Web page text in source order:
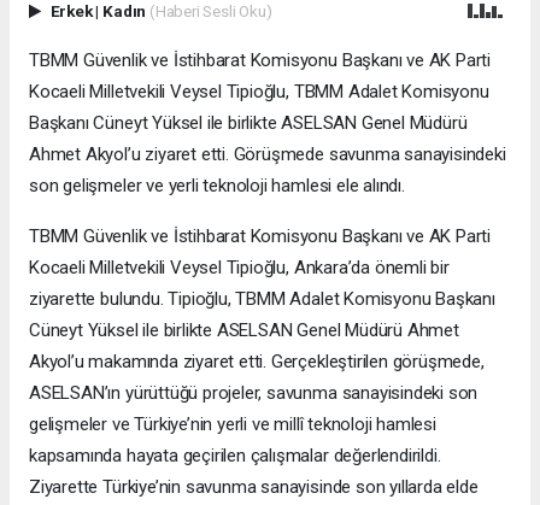
Erkek| Kadın (Haberi Sesli Oku)
TBMM Güvenlik ve İstihbarat Komisyonu Başkanı ve AK Parti
Kocaeli Milletvekili Veysel Tipioğlu, TBMM Adalet Komisyonu
Başkanı Cüneyt Yüksel ile birlikte ASELSAN Genel Müdürü
Ahmet Akyol’u ziyaret etti. Görüşmede savunma sanayisindeki
son gelişmeler ve yerli teknoloji hamlesi ele alındı.
TBMM Güvenlik ve İstihbarat Komisyonu Başkanı ve AK Parti
Kocaeli Milletvekili Veysel Tipioğlu, Ankara’da önemli bir
ziyarette bulundu. Tipioğlu, TBMM Adalet Komisyonu Başkanı
Cüneyt Yüksel ile birlikte ASELSAN Genel Müdürü Ahmet
Akyol’u makamında ziyaret etti. Gerçekleştirilen görüşmede,
ASELSAN’ın yürüttüğü projeler, savunma sanayisindeki son
gelişmeler ve Türkiye’nin yerli ve millî teknoloji hamlesi
kapsamında hayata geçirilen çalışmalar değerlendirildi.
Ziyarette Türkiye’nin savunma sanayisinde son yıllarda elde